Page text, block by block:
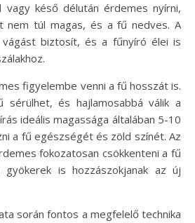
késő délután érdemes nyírni,
nem túl magas, és a fű nedves. A
biztosít, és a fűnyíró élei is
figyelembe venni a fű hosszát is.
és hajlamosabbá válik a
ideális magassága általában 5-10
a fű egészségét és zöld színét. Az
fokozatosan csökkenteni a fű
is hozzászokjanak az új
során fontos a megfelelő technika